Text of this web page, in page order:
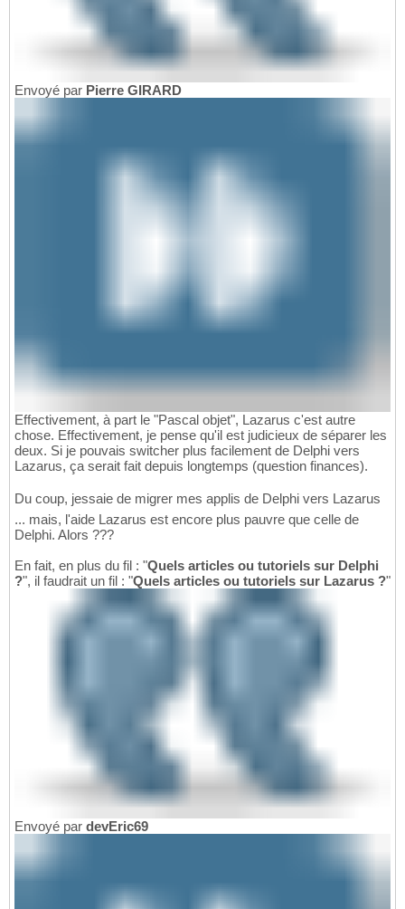
Envoyé par Pierre GIRARD
Effectivement, à part le "Pascal objet", Lazarus c'est autre
chose. Effectivement, je pense qu'il est judicieux de séparer les
deux. Si je pouvais switcher plus facilement de Delphi vers
Lazarus, ça serait fait depuis longtemps (question finances).
Du coup, jessaie de migrer mes applis de Delphi vers Lazarus
... mais, l'aide Lazarus est encore plus pauvre que celle de
Delphi. Alors ???
En fait, en plus du fil : "Quels articles ou tutoriels sur Delphi
?", il faudrait un fil : "Quels articles ou tutoriels sur Lazarus ?"
Envoyé par devEric69